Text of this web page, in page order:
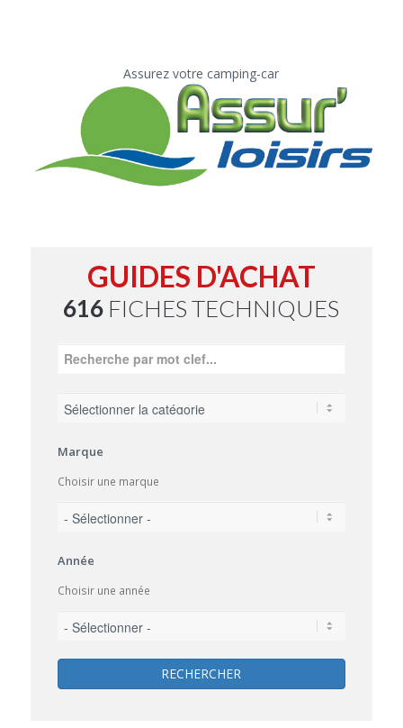
Assurez votre camping-car
GUIDES D'ACHAT
616 FICHES TECHNIQUES
Marque
Choisir une marque
Année
Choisir une année
RECHERCHER